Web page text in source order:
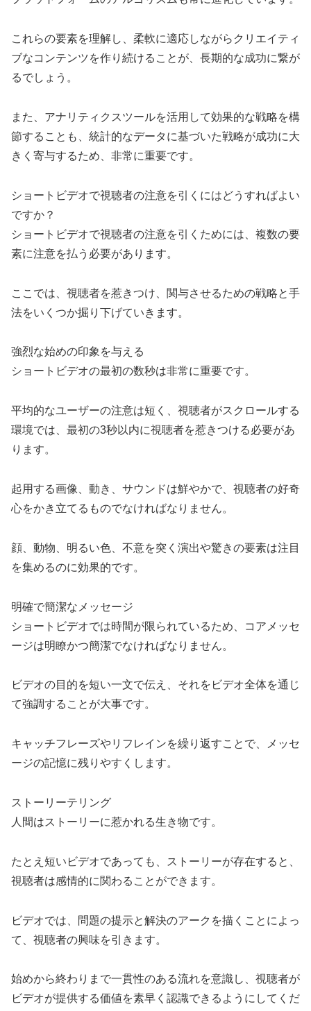
これらの要素を理解し、柔軟に適応しながらクリエイティ
ブなコンテンツを作り続けることが、長期的な成功に繋が
るでしょう。
また、アナリティクスツールを活用して効果的な戦略を構
節することも、統計的なデータに基づいた戦略が成功に大
きく寄与するため、非常に重要です。
ショートビデオで視聴者の注意を引くにはどうすればよい
ですか？
ショートビデオで視聴者の注意を引くためには、複数の要
素に注意を払う必要があります。
ここでは、視聴者を惹きつけ、関与させるための戦略と手
法をいくつか掘り下げていきます。
強烈な始めの印象を与える
ショートビデオの最初の数秒は非常に重要です。
平均的なユーザーの注意は短く、視聴者がスクロールする
環境では、最初の3秒以内に視聴者を惹きつける必要があ
ります。
起用する画像、動き、サウンドは鮮やかで、視聴者の好奇
心をかき立てるものでなければなりません。
顔、動物、明るい色、不意を突く演出や驚きの要素は注目
を集めるのに効果的です。
明確で簡潔なメッセージ
ショートビデオでは時間が限られているため、コアメッセ
ージは明瞭かつ簡潔でなければなりません。
ビデオの目的を短い一文で伝え、それをビデオ全体を通じ
て強調することが大事です。
キャッチフレーズやリフレインを繰り返すことで、メッセ
ージの記憶に残りやすくします。
ストーリーテリング
人間はストーリーに惹かれる生き物です。
たとえ短いビデオであっても、ストーリーが存在すると、
視聴者は感情的に関わることができます。
ビデオでは、問題の提示と解決のアークを描くことによっ
て、視聴者の興味を引きます。
始めから終わりまで一貫性のある流れを意識し、視聴者が
ビデオが提供する価値を素早く認識できるようにしてくだ